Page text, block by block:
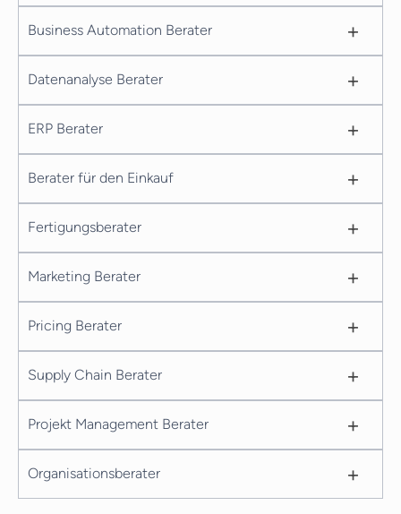
Business Automation Berater +
Datenanalyse Berater +
ERP Berater +
Berater für den Einkauf +
Fertigungsberater +
Marketing Berater +
Pricing Berater +
Supply Chain Berater +
Projekt Management Berater +
Organisationsberater +